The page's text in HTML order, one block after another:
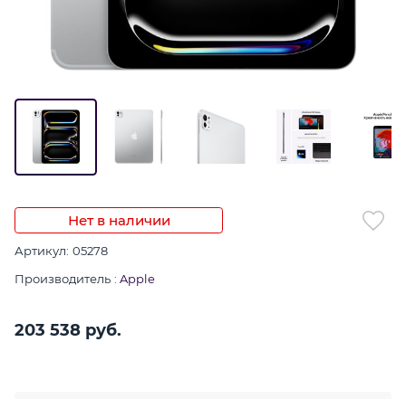
Нет в наличии
Артикул: 05278
Производитель : Apple
203 538 руб.